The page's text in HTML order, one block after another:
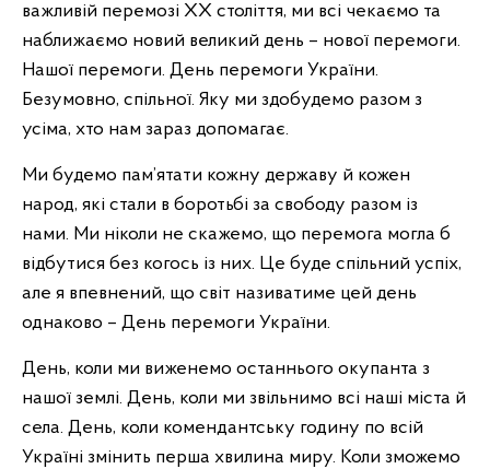
важливій перемозі ХХ століття, ми всі чекаємо та
наближаємо новий великий день – нової перемоги.
Нашої перемоги. День перемоги України.
Безумовно, спільної. Яку ми здобудемо разом з
усіма, хто нам зараз допомагає.
Ми будемо пам’ятати кожну державу й кожен
народ, які стали в боротьбі за свободу разом із
нами. Ми ніколи не скажемо, що перемога могла б
відбутися без когось із них. Це буде спільний успіх,
але я впевнений, що світ називатиме цей день
однаково – День перемоги України.
День, коли ми виженемо останнього окупанта з
нашої землі. День, коли ми звільнимо всі наші міста й
села. День, коли комендантську годину по всій
Україні змінить перша хвилина миру. Коли зможемо